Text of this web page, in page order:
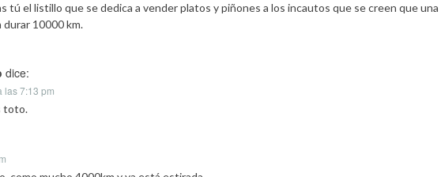
tú el listillo que se dedica a vender platos y piñones a los incautos que se creen que una
durar 10000 km.
dice:
las 7:13 pm
toto.